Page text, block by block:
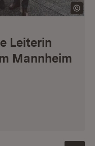
Leiterin
Mannheim